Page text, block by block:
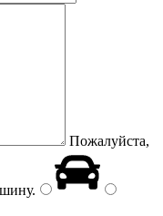
Пожалуйста,
.